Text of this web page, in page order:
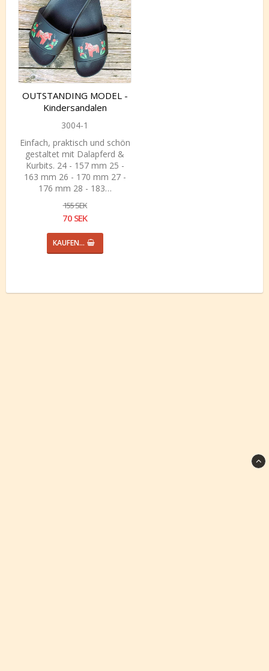
OUTSTANDING MODEL -
Kindersandalen
3004-1
Einfach, praktisch und schön
gestaltet mit Dalapferd &
Kurbits. 24 - 157 mm 25 -
163 mm 26 - 170 mm 27 -
176 mm 28 - 183…
155 SEK
70 SEK
KAUFEN…